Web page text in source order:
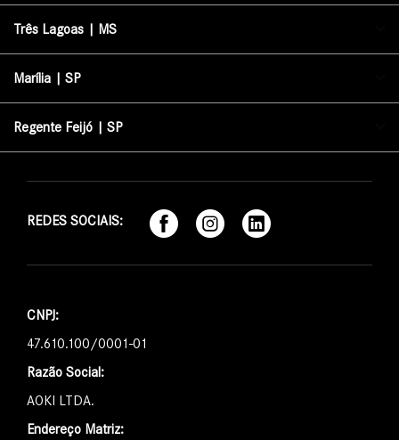
Três Lagoas | MS
Marília | SP
Regente Feijó | SP
REDES SOCIAIS:
CNPJ:
47.610.100/0001-01
Razão Social:
AOKI LTDA.
Endereço Matriz: